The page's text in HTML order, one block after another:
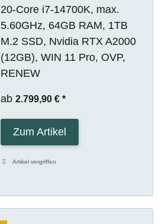
20-Core i7-14700K, max.
5.60GHz, 64GB RAM, 1TB
M.2 SSD, Nvidia RTX A2000
(12GB), WIN 11 Pro, OVP,
RENEW
ab 2.799,90 € *
Zum Artikel
Artikel vergriffen